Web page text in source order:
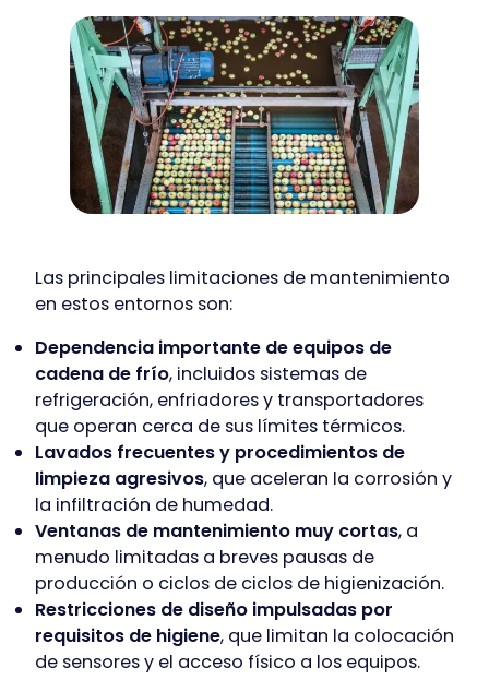
Las principales limitaciones de mantenimiento
en estos entornos son:
Dependencia importante de equipos de
cadena de frío, incluidos sistemas de
refrigeración, enfriadores y transportadores
que operan cerca de sus límites térmicos.
Lavados frecuentes y procedimientos de
limpieza agresivos, que aceleran la corrosión y
la infiltración de humedad.
Ventanas de mantenimiento muy cortas, a
menudo limitadas a breves pausas de
producción o ciclos de ciclos de higienización.
Restricciones de diseño impulsadas por
requisitos de higiene, que limitan la colocación
de sensores y el acceso físico a los equipos.